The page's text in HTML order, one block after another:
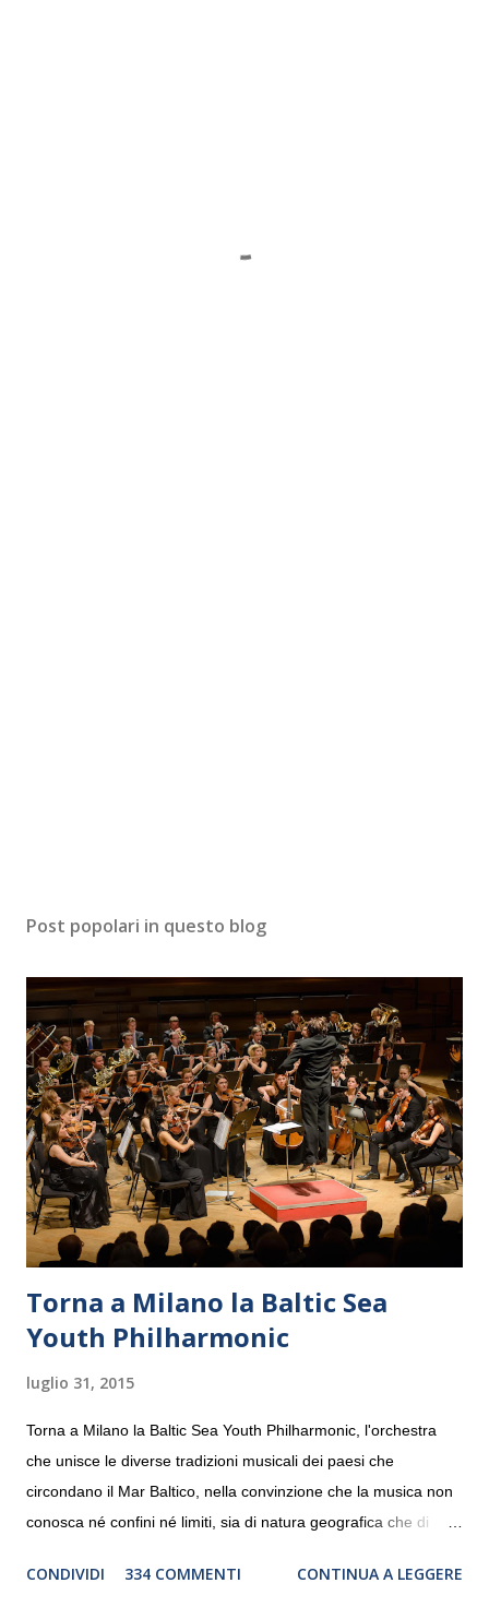
Post popolari in questo blog
Torna a Milano la Baltic Sea
Youth Philharmonic
luglio 31, 2015
Torna a Milano la Baltic Sea Youth Philharmonic, l'orchestra
che unisce le diverse tradizioni musicali dei paesi che
circondano il Mar Baltico, nella convinzione che la musica non
conosca né confini né limiti, sia di natura geografica che di
debutterà il 10 settembre a Heiden, in Germania, e toccherà, in
CONDIVIDI 334 COMMENTI CONTINUA A LEGGERE